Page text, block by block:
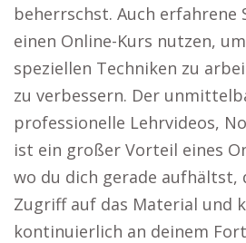
beherrschst. Auch erfahrene
einen Online-Kurs nutzen,
speziellen Techniken zu
zu verbessern. Der
professionelle Lehrvideos,
ist ein großer Vorteil eines
wo du dich gerade aufhältst,
Zugriff auf das Material und
kontinuierlich an deinem